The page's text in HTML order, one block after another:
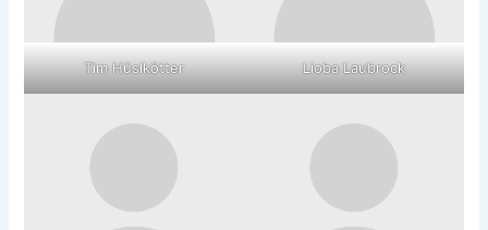
Tim Hüslkötter Lioba Laubrock